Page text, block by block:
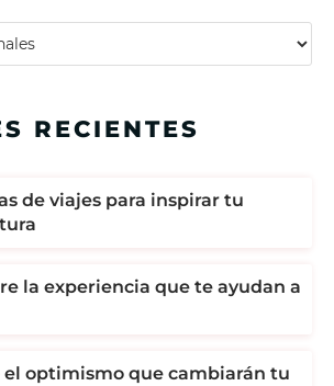
RECIENTES
de viajes para inspirar tu
la experiencia que te ayudan a
el optimismo que cambiarán tu